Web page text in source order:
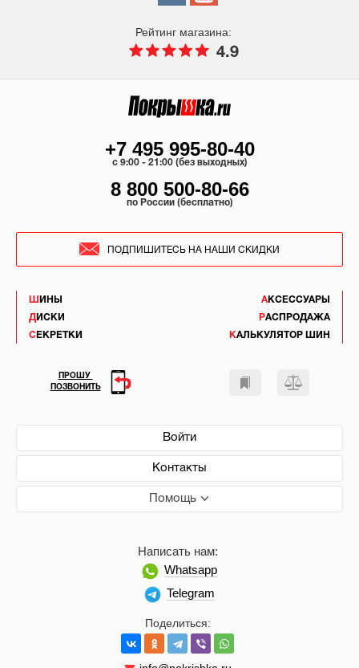
Рейтинг магазина:
4.9
ШИНЫ
ДИСКИ
СЕКРЕТКИ
АКСЕССУАРЫ
РАСПРОДАЖА
КАЛЬКУЛЯТОР ШИН
Войти
Контакты
Помощь
Поделиться:
Написать нам:
Whatsapp
Telegram
+7 495 995-80-40
c 9:00 - 21:00 (без выходных)
8 800 500-80-66
по России (бесплатно)
ПОДПИШИТЕСЬ НА НАШИ СКИДКИ
ПРОШУ
ПОЗВОНИТЬ